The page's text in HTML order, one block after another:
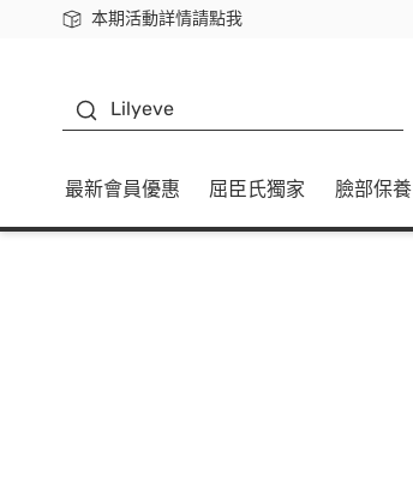
本期活動詳情請點我
下載app最高回饋$350
Lilyeve
最新會員優惠 屈臣氏獨家 臉部保養